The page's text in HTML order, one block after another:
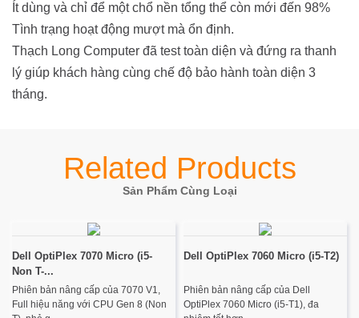
Ít dùng và chỉ để một chổ nền tổng thể còn mới đến 98%
Tình trạng hoạt động mượt mà ổn định.
Thạch Long Computer đã test toàn diện và đứng ra thanh
lý giúp khách hàng cùng chế độ bảo hành toàn diện 3
tháng.
Related Products
Sản Phẩm Cùng Loại
Dell OptiPlex 7070 Micro (i5-
Non T-...
Phiên bản nâng cấp của 7070 V1,
Full hiệu năng với CPU Gen 8 (Non
Dell OptiPlex 7060 Micro (i5-T2)
Phiên bản nâng cấp của Dell
OptiPlex 7060 Micro (i5-T1), đa